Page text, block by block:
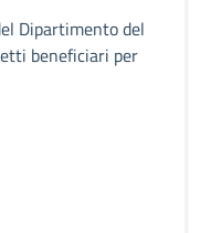
Dipartimento del
beneficiari per